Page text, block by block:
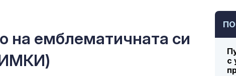
на емблематичната си
с